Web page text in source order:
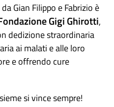
Gian Filippo e Fabrizio è
Gigi Ghirotti,
dedizione straordinaria
ai malati e alle loro
e offrendo cure
si vince sempre!